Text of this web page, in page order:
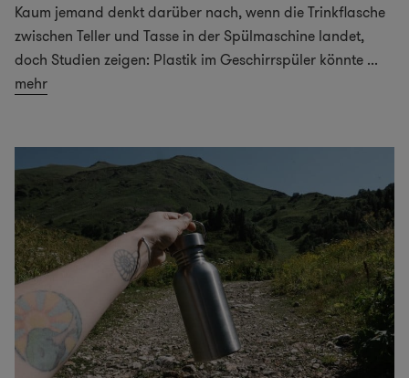
Kaum jemand denkt darüber nach, wenn die Trinkflasche
zwischen Teller und Tasse in der Spülmaschine landet,
doch Studien zeigen: Plastik im Geschirrspüler könnte ...
mehr